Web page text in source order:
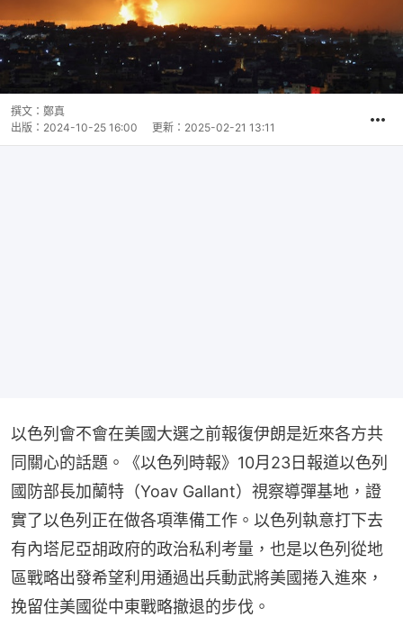
撰文： 鄭真
出版： 2024-10-25 16:00 更新： 2025-02-21 13:11
以色列會不會在美國大選之前報復伊朗是近來各方共
同關心的話題。《以色列時報》10月23日報道以色列
國防部長加蘭特（Yoav Gallant）視察導彈基地，證
實了以色列正在做各項準備工作。以色列執意打下去
有內塔尼亞胡政府的政治私利考量，也是以色列從地
區戰略出發希望利用通過出兵動武將美國捲入進來，
挽留住美國從中東戰略撤退的步伐。